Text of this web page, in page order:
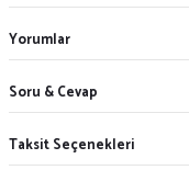
Yorumlar
Soru & Cevap
Taksit Seçenekleri